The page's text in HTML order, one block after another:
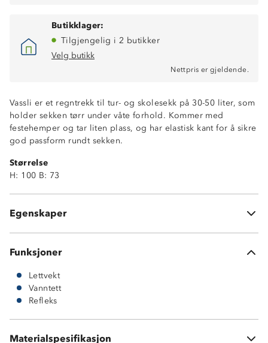
Butikklager:
Tilgjengelig i 2 butikker
Velg butikk
Nettpris er gjeldende.
Vassli er et regntrekk til tur- og skolesekk på 30-50 liter, som
holder sekken tørr under våte forhold. Kommer med
festehemper og tar liten plass, og har elastisk kant for å sikre
god passform rundt sekken.
Størrelse
H: 100 B: 73
Egenskaper
Refleks i logo
Funksjoner
Lettvekt
Vanntett
Refleks
Materialspesifikasjon
100 % polyester